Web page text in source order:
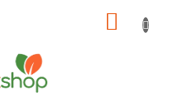
KOŠÍK